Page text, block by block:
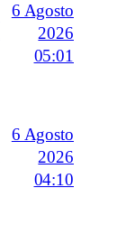
6 Agosto
2026
05:01
6 Agosto
2026
04:10